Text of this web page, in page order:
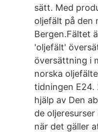
sätt. Med
oljefält på den
Bergen.Fältet
'oljefält'
översättning i
norska
tidningen E24.
hjälp av Den
de
när det gäller